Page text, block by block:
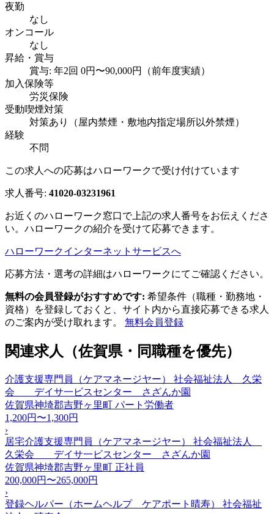
夜勤
なし
オンコール
なし
昇給・賞与
賞与: 年2回 0円〜90,000円（前年度実績）
加入保険等
労災保険
受動喫煙対策
対策あり（屋内禁煙・敷地内指定場所以外禁煙）
経験
不問
この求人への応募はハローワークで受け付けています
求人番号: 41020-03231961
お近くのハローワーク窓口で上記の求人番号をお伝えくださ
い。ハローワークの紹介を受けて応募できます。
ハローワークインターネットサービスへ
応募方法・選考の詳細はハローワークにてご確認ください。
無料の会員登録がおすすめです: 希望条件（職種・勤務地・
資格）を登録しておくと、サイト内から直接応募できる求人
のご案内が受け取れます。 無料会員登録
関連求人（佐賀県・同職種を優先）
介護支援専門員（ケアマネージヤー） 社会福祉法人 久栄
会 デイサ一ビスセンター さざんか園
佐賀県神埼郡吉野ヶ里町 パート労働者
1,200円〜1,300円
›
居宅介護支援専門員（ケアマネージヤー） 社会福祉法人
久栄会 デイサ一ビスセンター さざんか園
佐賀県神埼郡吉野ヶ里町 正社員
200,000円〜265,000円
›
登録ヘルパー（ホームヘルプ ケアポート晴寿） 社会福祉